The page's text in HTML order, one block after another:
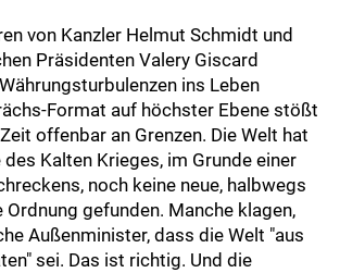
von Kanzler Helmut Schmidt und
Präsidenten Valery Giscard
ins Leben
Format auf höchster Ebene stößt
offenbar an Grenzen. Die Welt hat
des Kalten Krieges, im Grunde einer
noch keine neue, halbwegs
gefunden. Manche klagen,
Außenminister, dass die Welt "aus
sei. Das ist richtig. Und die